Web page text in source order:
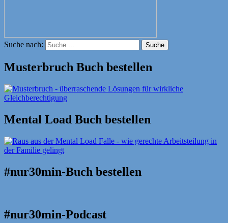
Suche nach: Suche
Musterbruch Buch bestellen
Mental Load Buch bestellen
#nur30min-Buch bestellen
#nur30min-Podcast